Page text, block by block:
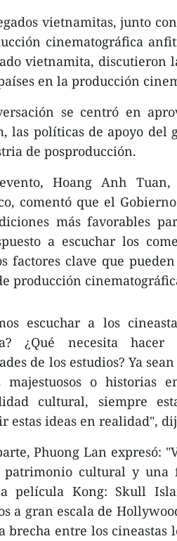
vietnamitas, junto
cinematográfica
vietnamita, discutieron
en la producción
se centró en
las políticas de apoyo
de posproducción.
Hoang Anh
comentó que el
más favorables
a escuchar los
factores clave que
producción
escuchar a los
¿Qué necesita
de los estudios? Ya
majestuosos o historias
cultural, siempre
estas ideas en realidad",
Phuong Lan expresó:
cultural y una
película Kong: Skull
a gran escala de
brecha entre los cineastas